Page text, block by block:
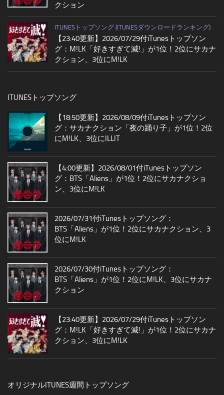
クション
ITUNESトップソング (ITUNESダウンロードランキング)
【23:40更新】2026/07/29付iTunesトップソン
グ：M!LK「好きすぎて滅!」が1位！2位にサカナ
クション、3位にM!LK
ITUNESトップソング
【18:50更新】2026/08/09付iTunesトップソン
グ：サカナクション「夜の踊り子」が1位！2位
にM!LK、3位にILLIT
【4:00更新】2026/08/01付iTunesトップソン
グ：BTS「Aliens」が1位！2位にサカナクショ
ン、3位にM!LK
2026/07/31付iTunesトップソング：
BTS「Aliens」が1位！2位にサカナクション、3
位にM!LK
2026/07/30付iTunesトップソング：
BTS「Aliens」が1位！2位にM!LK、3位にサカナ
クション
【23:40更新】2026/07/29付iTunesトップソン
グ：M!LK「好きすぎて滅!」が1位！2位にサカナ
クション、3位にM!LK
オリジナルITUNES週間トップソング